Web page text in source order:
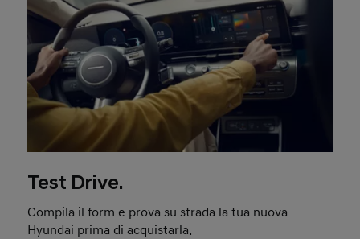
Test Drive.
Compila il form e prova su strada la tua nuova
Hyundai prima di acquistarla.